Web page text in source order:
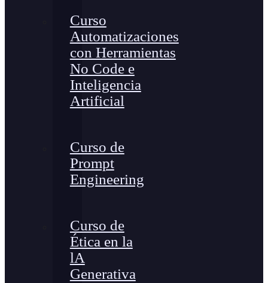
Curso
Automatizaciones
con Herramientas
No Code e
Inteligencia
Artificial
Curso de
Prompt
Engineering
Curso de
Ética en la
lA
Generativa